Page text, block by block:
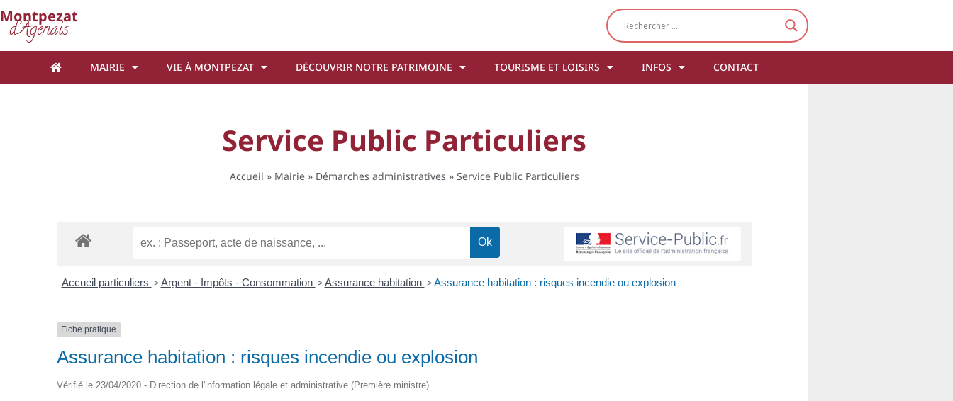
Montpezat
d'Agenais
MAIRIE VIE À MONTPEZAT DÉCOUVRIR NOTRE PATRIMOINE TOURISME ET LOISIRS INFOS CONTACT
Service Public Particuliers
Accueil » Mairie» Démarches administratives » Service Public Particuliers
Accueil particuliers > Argent - Impôts - Consommation > Assurance habitation > Assurance habitation : risques incendie ou explosion
Fiche pratique
Assurance habitation : risques incendie ou explosion
Vérifié le 23/04/2020 - Direction de l'information légale et administrative (Première ministre)
Cookies management panel